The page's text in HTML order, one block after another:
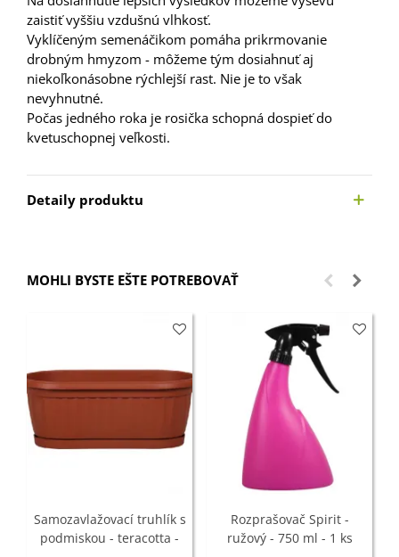
zaistiť vyššiu vzdušnú vlhkosť.
Vyklíčeným semenáčikom pomáha prikrmovanie
drobným hmyzom - môžeme tým dosiahnuť aj
niekoľkonásobne rýchlejší rast. Nie je to však
nevyhnutné.
Počas jedného roka je rosička schopná dospieť do
kvetuschopnej veľkosti.
Detaily produktu
MOHLI BYSTE EŠTE POTREBOVAŤ
Samozavlažovací truhlík s
podmiskou - teracotta -
Rozprašovač Spirit -
ružový - 750 ml - 1 ks